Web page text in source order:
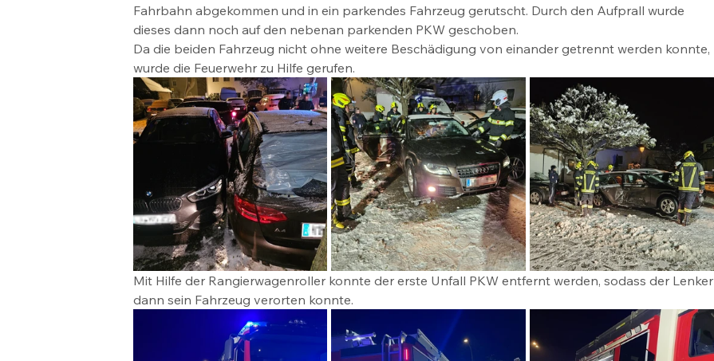
Fahrbahn abgekommen und in ein parkendes Fahrzeug gerutscht. Durch den Aufprall wurde
dieses dann noch auf den nebenan parkenden PKW geschoben.
Da die beiden Fahrzeug nicht ohne weitere Beschädigung von einander getrennt werden konnte,
wurde die Feuerwehr zu Hilfe gerufen.
Mit Hilfe der Rangierwagenroller konnte der erste Unfall PKW entfernt werden, sodass der Lenker
dann sein Fahrzeug verorten konnte.